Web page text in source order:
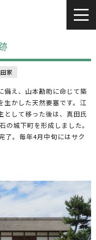
家
備え、山本勘助に命じて築
生かした天然要塞です。江
として移った後は、真田氏
の城下町を形成しました。
了。毎年4月中旬にはサク